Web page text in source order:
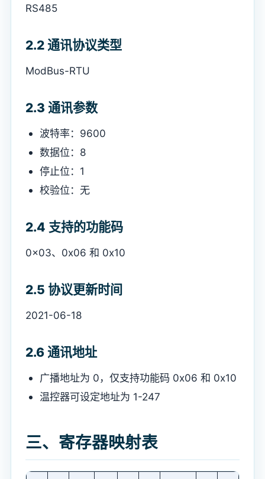
RS485
2.2 通讯协议类型
ModBus-RTU
2.3 通讯参数
波特率：9600
数据位：8
停止位：1
校验位：无
2.4 支持的功能码
0x03、0x06 和 0x10
2.5 协议更新时间
2021-06-18
2.6 通讯地址
广播地址为 0，仅支持功能码 0x06 和 0x10
温控器可设定地址为 1-247
三、寄存器映射表